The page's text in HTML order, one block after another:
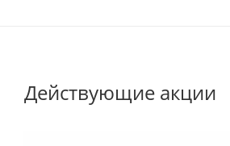
Действующие акции